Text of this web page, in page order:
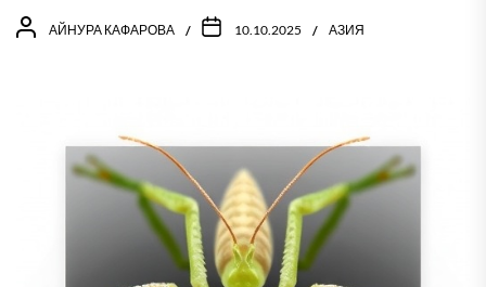
АЙНУРА КАФАРОВА 10.10.2025 АЗИЯ